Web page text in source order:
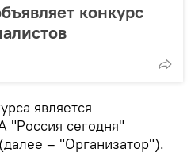
конкурс
является
"Россия сегодня"
– "Организатор").